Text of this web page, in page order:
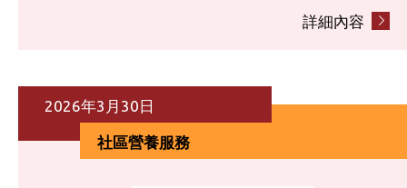
詳細內容
2026年3月30日
社區營養服務